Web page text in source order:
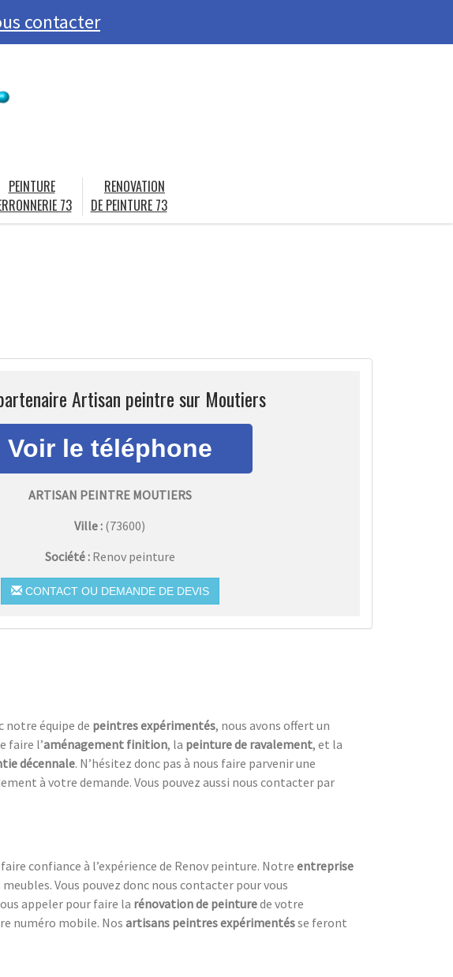
contacter
PEINTURE
73
RENOVATION
DE PEINTURE 73
Artisan peintre sur Moutiers
ARTISAN PEINTRE MOUTIERS
Ville : (73600)
Société : Renov peinture
CONTACT OU DEMANDE DE DEVIS
notre équipe de peintres expérimentés, nous avons offert un
faire l’aménagement finition, la peinture de ravalement, et la
décennale. N’hésitez donc pas à nous faire parvenir une
à votre demande. Vous pouvez aussi nous contacter par
confiance à l’expérience de Renov peinture. Notre entreprise
Vous pouvez donc nous contacter pour vous
appeler pour faire la rénovation de peinturede votre
numéro mobile. Nos artisans peintres expérimentésse feront